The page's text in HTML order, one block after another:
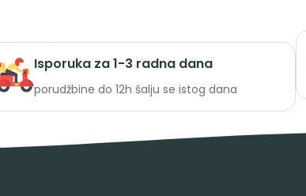
Isporuka za 1-3 radna dana
porudžbine do 12h šalju se istog dana